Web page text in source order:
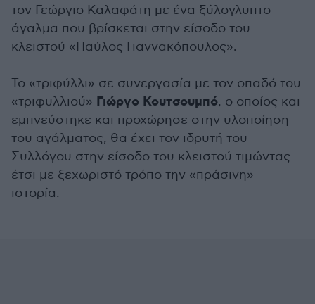
τον Γεώργιο Καλαφάτη με ένα ξύλογλυπτο
άγαλμα που βρίσκεται στην είσοδο του
κλειστού «Παύλος Γιαννακόπουλος».
Το «τριφύλλι» σε συνεργασία με τον οπαδό του
«τριφυλλιού» Γιώργο Κουτσουμπό, o οποίος και
εμπνεύστηκε και προχώρησε στην υλοποίηση
του αγάλματος, θα έχει τον ιδρυτή του
Συλλόγου στην είσοδο του κλειστού τιμώντας
έτσι με ξεχωριστό τρόπο την «πράσινη»
ιστορία.